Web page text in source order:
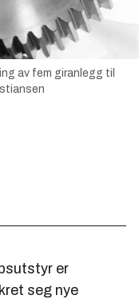
av fem giranlegg til
er
seg nye